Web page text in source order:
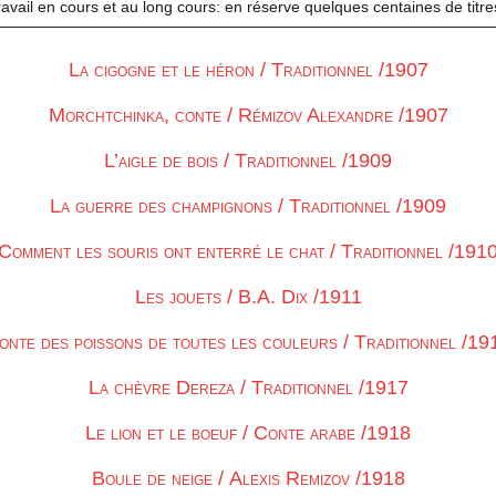
en cours et au long cours: en réserve quelques centaines de
La cigogne et le héron / Traditionnel /1907
Morchtchinka, conte / Rémizov Alexandre /1907
L’aigle de bois / Traditionnel /1909
La guerre des champignons / Traditionnel /1909
les souris ont enterré le chat / Traditionnel /
Les jouets / B.A. Dix /1911
des poissons de toutes les couleurs / Traditionnel /
La chèvre Dereza / Traditionnel /1917
Le lion et le boeuf / Conte arabe /1918
Boule de neige / Alexis Remizov /1918